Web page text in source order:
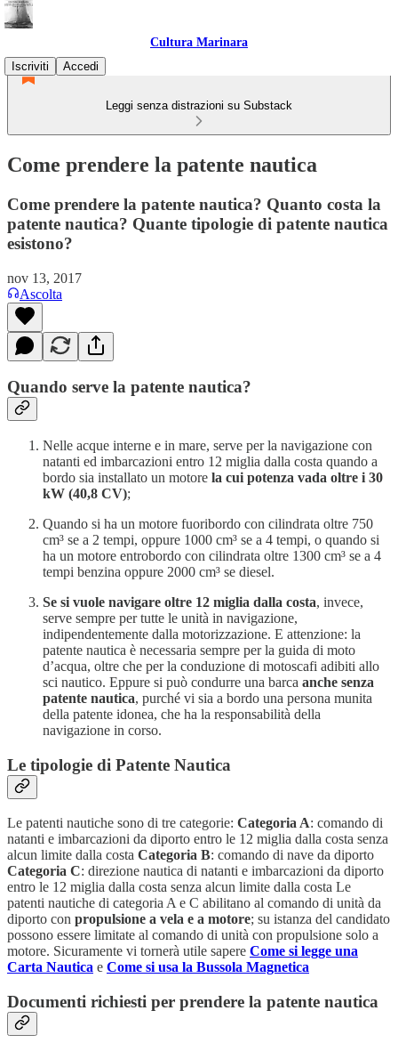
Cultura Marinara
Iscriviti
Accedi
Leggi senza distrazioni su Substack
Come prendere la patente nautica
Come prendere la patente nautica? Quanto costa la
patente nautica? Quante tipologie di patente nautica
esistono?
nov 13, 2017
Ascolta
Quando serve la patente nautica?
Nelle acque interne e in mare, serve per la navigazione con
natanti ed imbarcazioni entro 12 miglia dalla costa quando a
bordo sia installato un motore la cui potenza vada oltre i 30
kW (40,8 CV);
Quando si ha un motore fuoribordo con cilindrata oltre 750
cm³ se a 2 tempi, oppure 1000 cm³ se a 4 tempi, o quando si
ha un motore entrobordo con cilindrata oltre 1300 cm³ se a 4
tempi benzina oppure 2000 cm³ se diesel.
Se si vuole navigare oltre 12 miglia dalla costa, invece,
serve sempre per tutte le unità in navigazione,
indipendentemente dalla motorizzazione. E attenzione: la
patente nautica è necessaria sempre per la guida di moto
d’acqua, oltre che per la conduzione di motoscafi adibiti allo
sci nautico. Eppure si può condurre una barca anche senza
patente nautica, purché vi sia a bordo una persona munita
della patente idonea, che ha la responsabilità della
navigazione in corso.
Le tipologie di Patente Nautica
Le patenti nautiche sono di tre categorie: Categoria A: comando di
natanti e imbarcazioni da diporto entro le 12 miglia dalla costa senza
alcun limite dalla costa Categoria B: comando di nave da diporto
Categoria C: direzione nautica di natanti e imbarcazioni da diporto
entro le 12 miglia dalla costa senza alcun limite dalla costa Le
patenti nautiche di categoria A e C abilitano al comando di unità da
diporto con propulsione a vela e a motore; su istanza del candidato
possono essere limitate al comando di unità con propulsione solo a
motore. Sicuramente vi tornerà utile sapere Come si legge una
Carta Nautica e Come si usa la Bussola Magnetica
Documenti richiesti per prendere la patente nautica